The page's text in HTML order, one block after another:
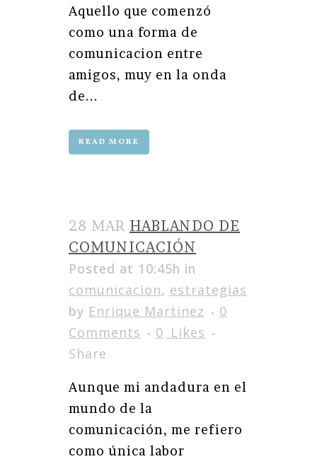
Aquello que comenzó
como una forma de
comunicacion entre
amigos, muy en la onda
de...
READ MORE
28 MAR HABLANDO DE
COMUNICACIÓN
Posted at 10:45h in
comunicacion, estrategias
by Enrique Martinez
0
Comments
0 Likes
Share
Aunque mi andadura en el
mundo de la
comunicación, me refiero
como única labor